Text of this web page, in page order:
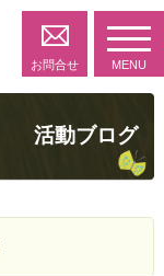
お問合せ MENU
活動ブログ